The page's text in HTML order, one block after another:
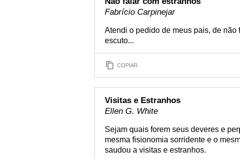
Fabrício Carpinejar
Atendi o pedido de meus pais, de
escuto...
COPIAR
Visitas e Estranhos
Ellen G. White
Sejam quais forem seus deveres e
mesma fisionomia sorridente e o
saudou a visitas e estranhos.